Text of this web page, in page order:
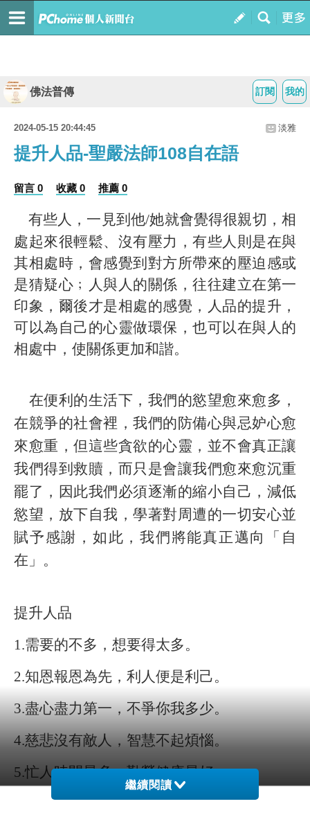
我的
訂閱
佛法普傳
2024-05-15 20:44:45 淡雅
提升人品-聖嚴法師108自在語
留言 0 收藏 0 推薦 0
有些人，一見到他/她就會覺得很親切，相
處起來很輕鬆、 沒有壓力，有些人則是在與
其相處時，會感覺到對方所帶來的壓迫感或
是猜疑心 ﹔ 人與人的關係，往往建立在第一
印象，爾後才是相處的感覺，人品的提升，
可以為自己的心靈做環保，也可以在與人的
相處中，使關係更加和諧。
在便利的生活下，我們的慾望愈來愈多，
在競爭的社會裡，我們的防備心與忌妒心愈
來愈重，但這些貪欲的心靈，並不會真正讓
我們得到救贖，而只是會讓我們愈來愈沉重
罷了，因此我們必須逐漸的縮小自己，減低
慾望，放下自我，學著對周遭的一切安心並
賦予感謝，如此，我們將能真正邁向「自
在 」。
提升人品
1.需要的不多，想要得太多。
2.知恩報恩為先，利人便是利己。
3.盡心盡力第一，不爭你我多少。
4.慈悲沒有敵人，智慧不起煩惱。
5.忙人時間最多，勤勞健康最好。
布施的人有福，行善的人快樂。
繼續閱讀